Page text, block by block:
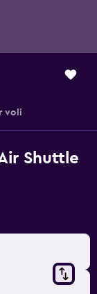
voli
Shuttle